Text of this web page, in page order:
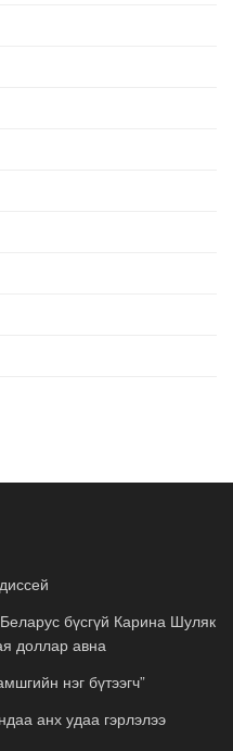
бүсгүй Карина Шуляк
доллар авна
нэг бүтээгч”
анх удаа гэрлэлээ